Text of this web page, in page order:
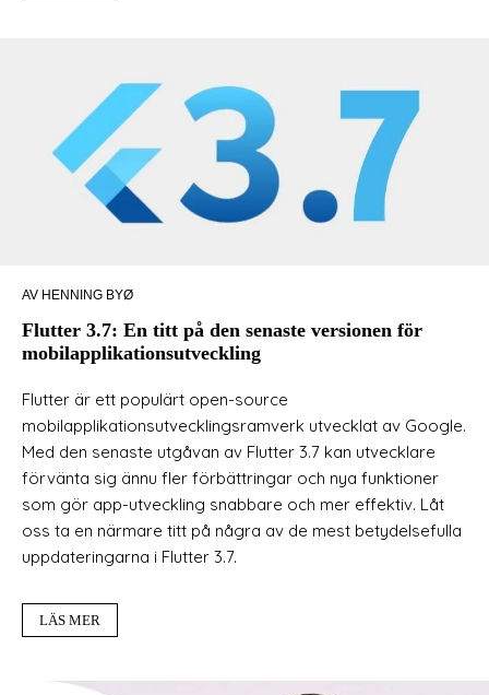
AV HENNING BYØ
Flutter 3.7: En titt på den senaste versionen för
mobilapplikationsutveckling
Flutter är ett populärt open-source
mobilapplikationsutvecklingsramverk utvecklat av Google.
Med den senaste utgåvan av Flutter 3.7 kan utvecklare
förvänta sig ännu fler förbättringar och nya funktioner
som gör app-utveckling snabbare och mer effektiv. Låt
oss ta en närmare titt på några av de mest betydelsefulla
uppdateringarna i Flutter 3.7.
LÄS MER